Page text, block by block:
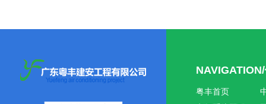
粤丰首页